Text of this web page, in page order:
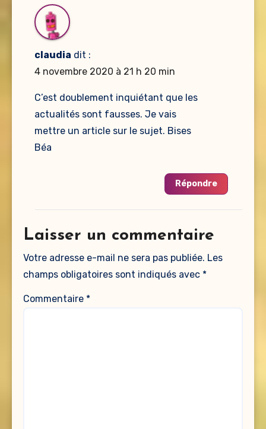
claudia dit :
4 novembre 2020 à 21 h 20 min
C’est doublement inquiétant que les
actualités sont fausses. Je vais
mettre un article sur le sujet. Bises
Béa
Répondre
Laisser un commentaire
Votre adresse e-mail ne sera pas publiée. Les
champs obligatoires sont indiqués avec *
Commentaire *